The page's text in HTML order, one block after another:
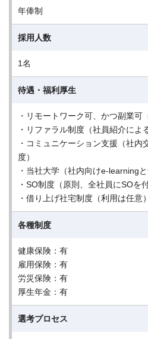
年俸制
採用人数
1名
待遇・福利厚生
・リモートワーク可、かつ副業可
・リファラル制度（社員紹介によ
・コミュニケーション支援（社内
度）
・当社大学（社内向けe-learning
・SO制度（原則、全社員にSOを付
・借り上げ社宅制度（利用は任意）
各種制度
健康保険：有
雇用保険：有
労災保険：有
厚生年金：有
選考プロセス